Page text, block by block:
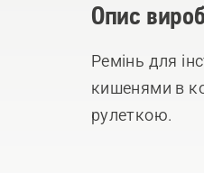
Опис
Ремінь для
кишенями в
рулеткою.